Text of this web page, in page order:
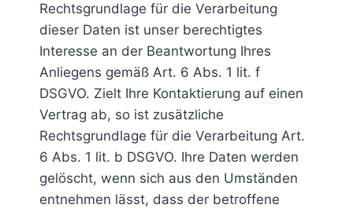
Rechtsgrundlage für die Verarbeitung
dieser Daten ist unser berechtigtes
Interesse an der Beantwortung Ihres
Anliegens gemäß Art. 6 Abs. 1 lit. f
DSGVO. Zielt Ihre Kontaktierung auf einen
Vertrag ab, so ist zusätzliche
Rechtsgrundlage für die Verarbeitung Art.
6 Abs. 1 lit. b DSGVO. Ihre Daten werden
gelöscht, wenn sich aus den Umständen
entnehmen lässt, dass der betroffene